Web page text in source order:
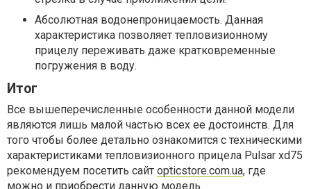
Абсолютная водонепроницаемость. Данная
характеристика позволяет тепловизионному
прицелу переживать даже кратковременные
погружения в воду.
Итог
Все вышеперечисленные особенности данной модели
являются лишь малой частью всех ее достоинств. Для
того чтобы более детально ознакомится с техническими
характеристиками тепловизионного прицела Pulsar xd75
рекомендуем посетить сайт opticstore.com.ua, где
можно и приобрести данную модель.